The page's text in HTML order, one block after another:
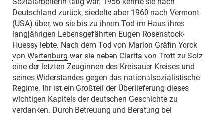
Deutschland zurück, siedelte aber 1960 nach Vermont
(USA) über, wo sie bis zu ihrem Tod im Haus ihres
langjährigen Lebensgefährten Eugen Rosenstock-
Huessy lebte. Nach dem Tod von Marion Gräfin Yorck
von Wartenburg war sie neben Clarita von Trott zu Solz
eine der letzten Zeuginnen des Kreisauer Kreises und
seines Widerstandes gegen das nationalsozialistische
Regime. Ihr ist ein Großteil der Überlieferung dieses
wichtigen Kapitels der deutschen Geschichte zu
verdanken. Durch Betreuung und Beratung bei